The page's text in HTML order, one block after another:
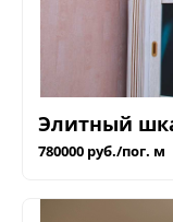
Элитный
780000 руб./пог. м